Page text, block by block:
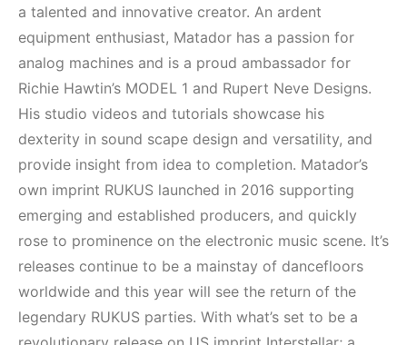
a talented and innovative creator. An ardent
equipment enthusiast, Matador has a passion for
analog machines and is a proud ambassador for
Richie Hawtin’s MODEL 1 and Rupert Neve Designs.
His studio videos and tutorials showcase his
dexterity in sound scape design and versatility, and
provide insight from idea to completion. Matador’s
own imprint RUKUS launched in 2016 supporting
emerging and established producers, and quickly
rose to prominence on the electronic music scene. It’s
releases continue to be a mainstay of dancefloors
worldwide and this year will see the return of the
legendary RUKUS parties. With what’s set to be a